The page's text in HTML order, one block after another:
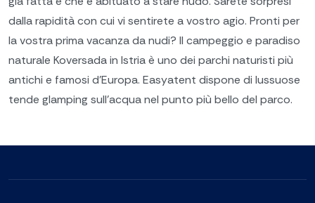
dalla rapidità con cui vi sentirete a vostro agio. Pronti per
la vostra prima vacanza da nudi? Il campeggio e paradiso
naturale Koversada in Istria è uno dei parchi naturisti più
antichi e famosi d'Europa. Easyatent dispone di lussuose
tende glamping sull'acqua nel punto più bello del parco.